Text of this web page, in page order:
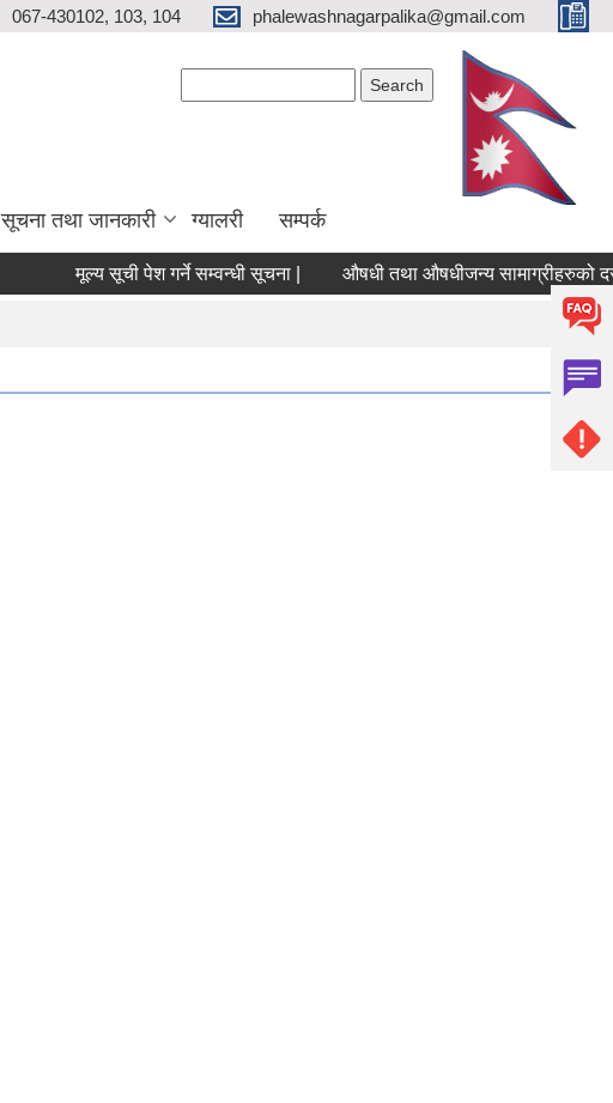
067-430102, 103, 104 phalewashnagarpalika@gmail.com
सूचना तथा जानकारी ग्यालरी सम्पर्क
मूल्य सूची पेश गर्ने सम्वन्धी सूचना | औषधी तथा औषधीजन्य सामाग्रीहरुको दररेट